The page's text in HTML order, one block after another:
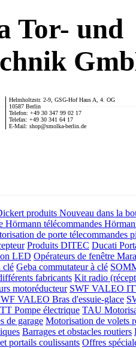
Tor- und
Helmholtzstr. 2-9, GSG-Hof Haus A, 4. OG
10587 Berlin
Telefon: +49 30 347 99 02 17
Telefax: +49 30 341 64 17
E-Mail: shop@smolka-berlin.de
produits Nouveau dans la
Hörmann télécommandes
de porte télecommandes
Produits DITEC Ducati
LED Opérateurs de fenêtre
clé Geba commutateur à clé
fabricants Kit radio
motoréducteur SWF VALEO
VALEO Bras d'essuie-glace
Pompe électrique TAU
de garage Motorisation de volets
Barrages et obstacles routiers
portails coulissants Offres